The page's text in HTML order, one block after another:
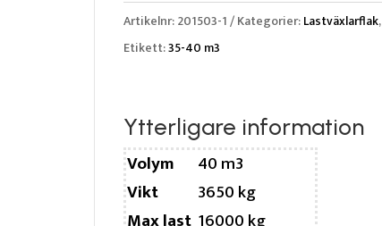
Artikelnr:201503-1 Kategorier:Lastväxlarflak,
Etikett:35-40 m3
Ytterligare information
Volym
40 m3
Vikt
3650 kg